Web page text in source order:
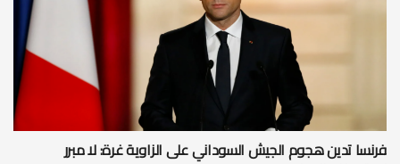
فرنسا تدين هجوم الجيش السوداني على الزاوية غرة: لا مبرر